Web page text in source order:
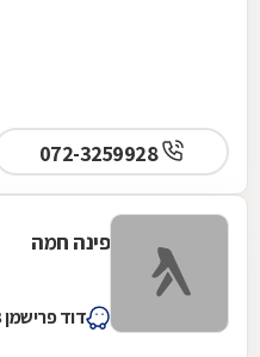
072-3259928
פינה חמה
דוד פרישמן 28, פתח תקווה